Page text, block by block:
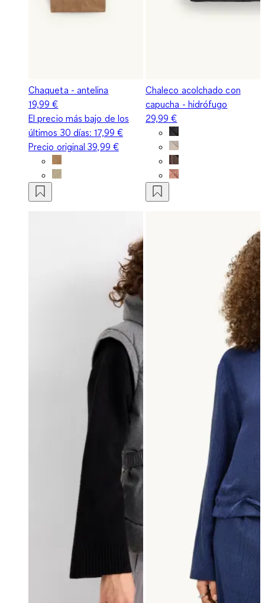
Chaqueta - antelina
19,99 €
El precio más bajo de los
últimos 30 días:17,99 €
Precio original39,99 €
Chaleco acolchado con
capucha - hidrófugo
29,99 €